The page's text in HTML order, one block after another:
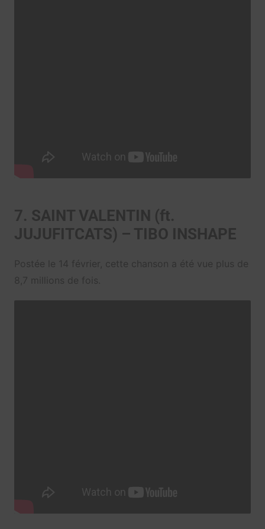
7. SAINT VALENTIN (ft.
JUJUFITCATS) – TIBO INSHAPE
Postée le 14 février, cette chanson a été vue plus de
8,7 millions de fois.